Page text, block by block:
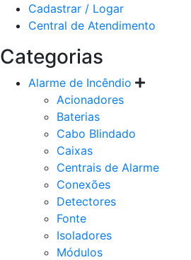
Cadastrar / Logar
Central de Atendimento
Categorias
Alarme de Incêndio
Acionadores
Baterias
Cabo Blindado
Caixas
Centrais de Alarme
Conexões
Detectores
Fonte
Isoladores
Módulos